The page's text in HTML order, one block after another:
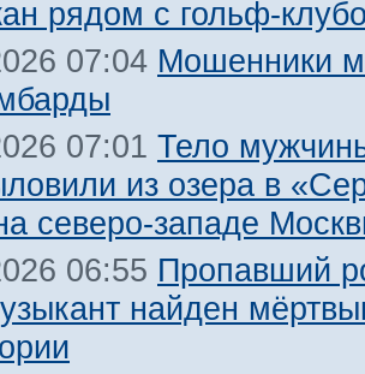
рядом с гольф-
07:04 Мошенники
07:01 Тело
из озера в
северо-западе
06:55 Пропавший
найден